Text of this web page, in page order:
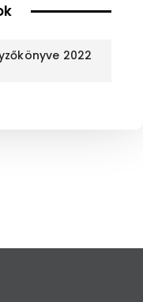
2022